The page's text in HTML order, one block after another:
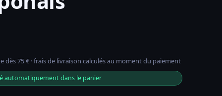
dès 75 € · frais de livraison calculés au moment du paiement
automatiquement dans le panier